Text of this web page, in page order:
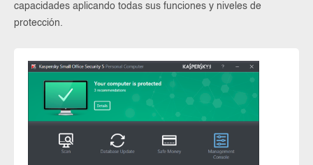
capacidades aplicando todas sus funciones y niveles de
protección.